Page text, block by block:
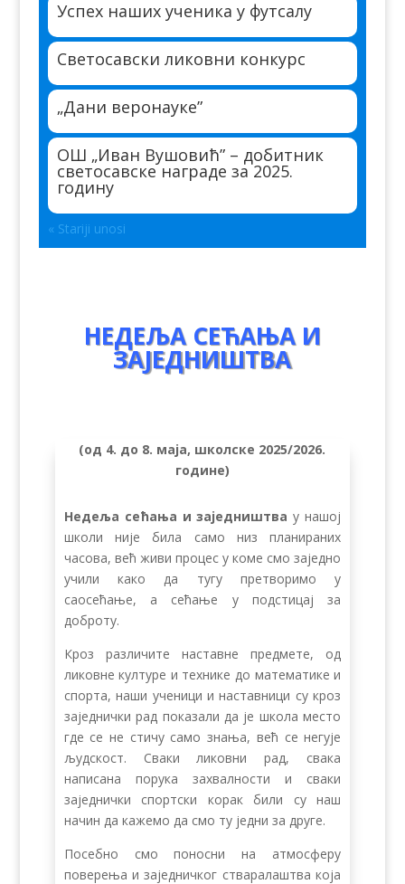
Успех наших ученика у футсалу
Светосавски ликовни конкурс
„Дани веронауке”
ОШ „Иван Вушовић” – добитник
светосавске награде за 2025.
годину
« Stariji unosi
НЕДЕЉА СЕЋАЊА И
ЗАЈЕДНИШТВА
(од 4. до 8. маја, школске 2025/2026.
године)
Недеља сећања и заједништва у нашој
школи није била само низ планираних
часова, већ живи процес у коме смо заједно
учили како да тугу претворимо у
саосећање, а сећање у подстицај за
доброту.
Кроз различите наставне предмете, од
ликовне културе и технике до математике и
спорта, наши ученици и наставници су кроз
заједнички рад показали да је школа место
где се не стичу само знања, већ се негује
људскост. Сваки ликовни рад, свака
написана порука захвалности и сваки
заједнички спортски корак били су наш
начин да кажемо да смо ту једни за друге.
Посебно смо поносни на атмосферу
поверења и заједничког стваралаштва која